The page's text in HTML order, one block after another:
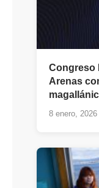
Congreso
Arenas
8 enero, 2026